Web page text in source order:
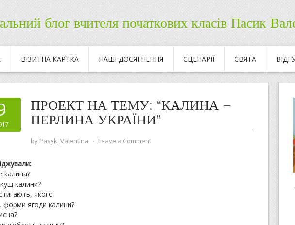
блог вчителя початкових класів Пасик
ВІЗИТНА КАРТКА НАШІ ДОСЯГНЕННЯ СЦЕНАРІЇ СВЯТА
ПРОЕКТ НА ТЕМУ: “КАЛИНА –
ПЕРЛИНА УКРАЇНИ”
by Pasyk_Valentina ⋅ Leave a Comment
калина?
калини?
якого
форми ягоди калини?